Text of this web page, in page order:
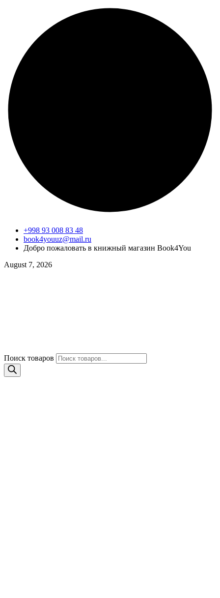
+998 93 008 83 48
book4youuz@mail.ru
Добро пожаловать в книжный магазин Book4You
August 7, 2026
Поиск товаров